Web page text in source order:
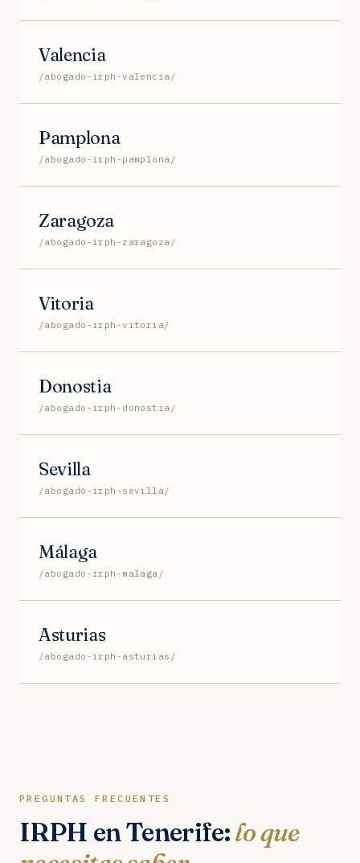
Valencia
/abogado-irph-valencia/
Pamplona
/abogado-irph-pamplona/
Zaragoza
/abogado-irph-zaragoza/
Vitoria
/abogado-irph-vitoria/
Donostia
/abogado-irph-donostia/
Sevilla
/abogado-irph-sevilla/
Málaga
/abogado-irph-malaga/
Asturias
/abogado-irph-asturias/
PREGUNTAS FRECUENTES
IRPH en Tenerife:lo que